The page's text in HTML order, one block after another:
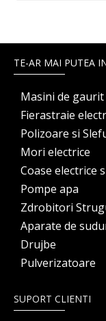
TE-AR MAI PUTEA
Masini de
Fierastraie
Polizoare si
Mori electrice
Coase electrice
Pompe apa
Zdrobitori
Aparate de
Drujbe
Pulverizatoare
SUPORT CLIENTI